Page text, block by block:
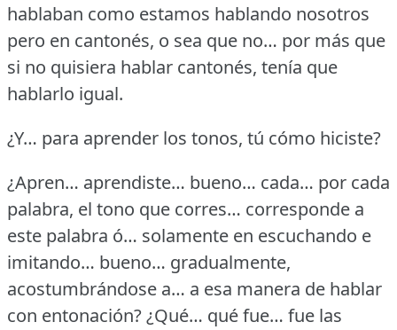
hablaban como estamos hablando nosotros
pero en cantonés, o sea que no… por más que
si no quisiera hablar cantonés, tenía que
hablarlo igual.
¿Y… para aprender los tonos, tú cómo hiciste?
¿Apren… aprendiste… bueno… cada… por cada
palabra, el tono que corres… corresponde a
este palabra ó… solamente en escuchando e
imitando… bueno… gradualmente,
acostumbrándose a… a esa manera de hablar
con entonación?¿Qué… qué fue… fue las